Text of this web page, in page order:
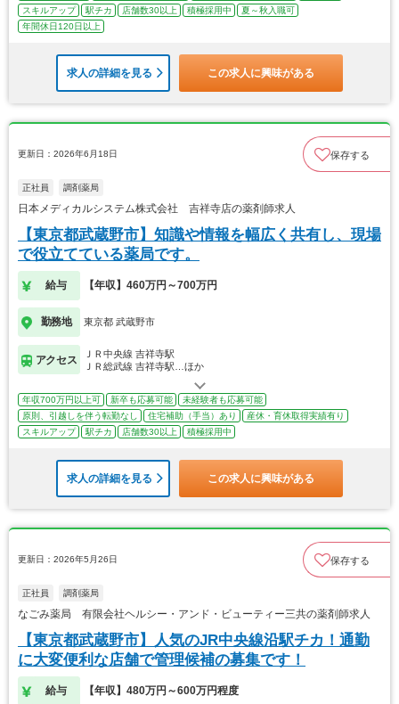
スキルアップ
駅チカ 店舗数30以上 積極採用中
夏～秋入職可
年間休日120日以上
求人の詳細を見る この求人に興味がある
更新日：2026年6月18日 保存する
正社員 調剤薬局
日本メディカルシステム株式会社 吉祥寺店の薬剤師求人
【東京都武蔵野市】知識や情報を幅広く共有し、現場
で役立てている薬局です。
給与 【年収】460万円～700万円
勤務地 東京都 武蔵野市
アクセス
ＪＲ中央線 吉祥寺駅
ＪＲ総武線 吉祥寺駅…ほか
年収700万円以上可 新卒も応募可能
未経験者も応募可能
原則、引越しを伴う転勤なし
住宅補助（手当）あり
産休・育休取得実績有り
スキルアップ
駅チカ 店舗数30以上 積極採用中
求人の詳細を見る この求人に興味がある
更新日：2026年5月26日 保存する
正社員 調剤薬局
なごみ薬局 有限会社ヘルシー・アンド・ビューティー三共の薬剤師求人
【東京都武蔵野市】人気のJR中央線沿駅チカ！通勤
に大変便利な店舗で管理候補の募集です！
給与 【年収】480万円～600万円程度